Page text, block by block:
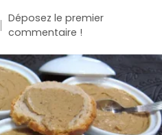
Déposez le premier
commentaire !